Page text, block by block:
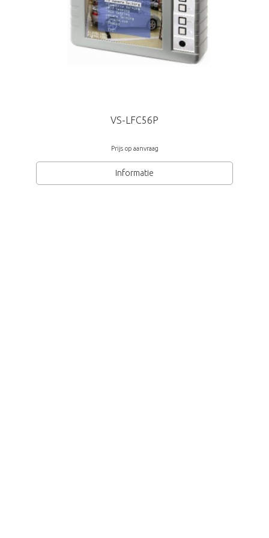
VS-LFC56P
Prijs op aanvraag
Informatie